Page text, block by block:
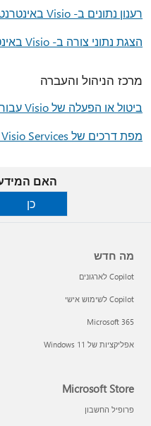
רענון נתונים ב- Visio באינטרנט
הצגת נתוני צורה ב- Visio באינטרנט
מרכז הניהול והעברה
ביטול או הפעלה של Visio עבור שירות האינטרנט
מפת דרכים של Visio Services ב- SharePoint Online
האם
כן
מה חדש
Copilot לארגונים
Copilot לשימוש אישי
Microsoft 365
אפליקציות של Windows 11‏
Microsoft Store
פרופיל החשבון